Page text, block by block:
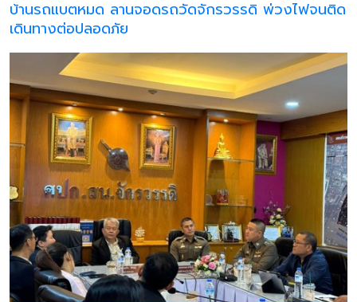
บ้านรถแบตหมด ลานจอดรถวัดจักรวรรดิ พ่วงไฟจนติด
เดินทางต่อปลอดภัย